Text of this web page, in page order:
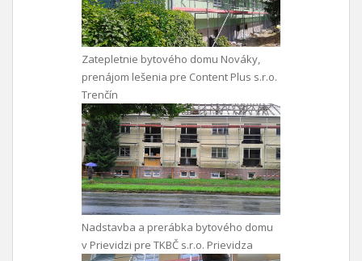
Zatepletnie bytového domu Nováky,
prenájom lešenia pre Content Plus s.r.o.
Trenčín
Nadstavba a prerábka bytového domu
v Prievidzi pre TKBČ s.r.o. Prievidza